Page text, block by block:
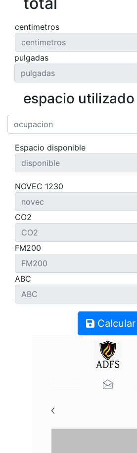
centimetros
pulgadas
espacio utilizado
Espacio disponible
NOVEC 1230
CO2
FM200
ABC
Calcular